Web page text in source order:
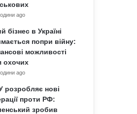
ago
бізнес в Україні
попри війну:
можливості
охочих
ago
розробляє нові
проти РФ:
зробив